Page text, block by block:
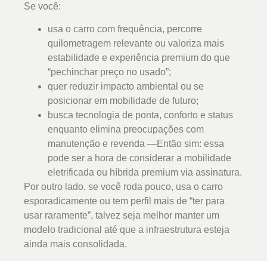
Se você:
usa o carro com frequência, percorre
quilometragem relevante ou valoriza mais
estabilidade e experiência premium do que
“pechinchar preço no usado”;
quer reduzir impacto ambiental ou se
posicionar em mobilidade de futuro;
busca tecnologia de ponta, conforto e status
enquanto elimina preocupações com
manutenção e revenda —Então sim: essa
pode ser a hora de considerar a mobilidade
eletrificada ou híbrida premium via assinatura.
Por outro lado, se você roda pouco, usa o carro
esporadicamente ou tem perfil mais de “ter para
usar raramente”, talvez seja melhor manter um
modelo tradicional até que a infraestrutura esteja
ainda mais consolidada.